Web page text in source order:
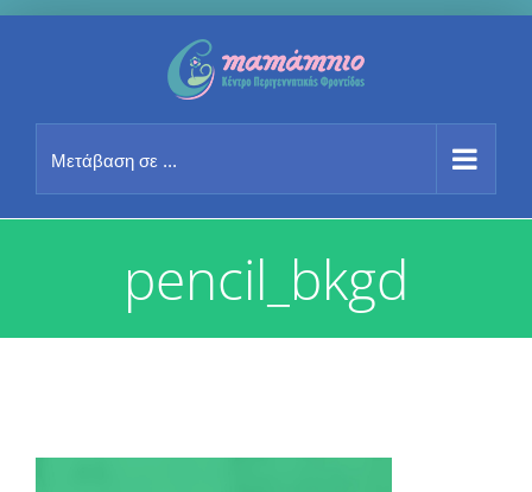
Μετάβαση σε ...
pencil_bkgd